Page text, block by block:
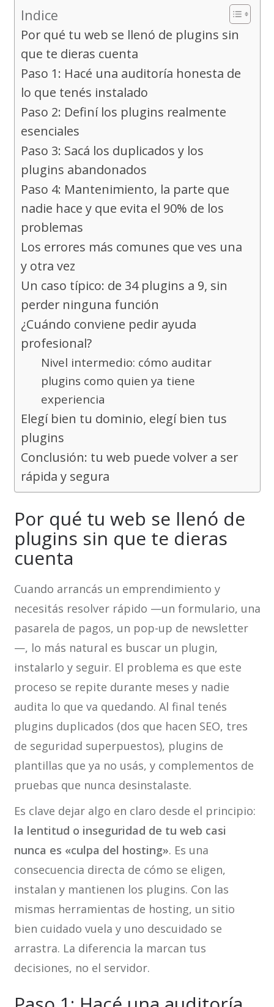
Indice
Por qué tu web se llenó de plugins sin
que te dieras cuenta
Paso 1: Hacé una auditoría honesta de
lo que tenés instalado
Paso 2: Definí los plugins realmente
esenciales
Paso 3: Sacá los duplicados y los
plugins abandonados
Paso 4: Mantenimiento, la parte que
nadie hace y que evita el 90% de los
problemas
Los errores más comunes que ves una
y otra vez
Un caso típico: de 34 plugins a 9, sin
perder ninguna función
¿Cuándo conviene pedir ayuda
profesional?
Nivel intermedio: cómo auditar
plugins como quien ya tiene
experiencia
Elegí bien tu dominio, elegí bien tus
plugins
Conclusión: tu web puede volver a ser
rápida y segura
Por qué tu web se llenó de
plugins sin que te dieras
cuenta
Cuando arrancás un emprendimiento y
necesitás resolver rápido —un formulario, una
pasarela de pagos, un pop-up de newsletter
—, lo más natural es buscar un plugin,
instalarlo y seguir. El problema es que este
proceso se repite durante meses y nadie
audita lo que va quedando. Al final tenés
plugins duplicados (dos que hacen SEO, tres
de seguridad superpuestos), plugins de
plantillas que ya no usás, y complementos de
pruebas que nunca desinstalaste.
Es clave dejar algo en claro desde el principio:
la lentitud o inseguridad de tu web casi
nunca es «culpa del hosting». Es una
consecuencia directa de cómo se eligen,
instalan y mantienen los plugins. Con las
mismas herramientas de hosting, un sitio
bien cuidado vuela y uno descuidado se
arrastra. La diferencia la marcan tus
decisiones, no el servidor.